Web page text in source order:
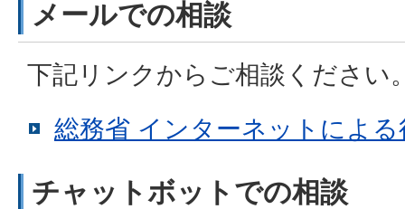
メールでの相談
下記リンクからご相談ください
総務省 インターネットによ
チャットボットでの相談